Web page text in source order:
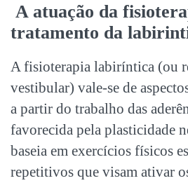
A atuação da
tratamento da
A fisioterapia labiríntica (ou
vestibular) vale-se de
a partir do trabalho das
favorecida pela plasticidade
baseia em exercícios físicos
repetitivos que visam ativar